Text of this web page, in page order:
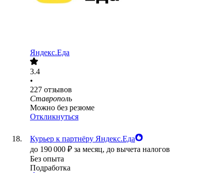
Яндекс.Еда
3.4
•
227 отзывов
Ставрополь
Можно без резюме
Откликнуться
Курьер к партнёру Яндекс.Еда
до 190 000 ₽ за месяц, до вычета налогов
Без опыта
Подработка